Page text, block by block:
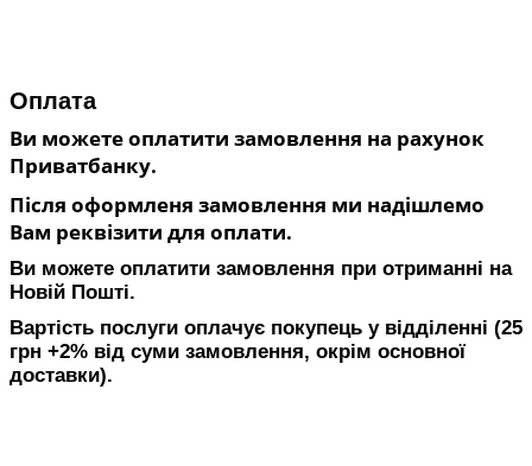
Оплата
Ви можете оплатити замовлення на рахунок
Приватбанку.
Після оформленя замовлення ми надішлемо
Вам реквізити для оплати.
Ви можете оплатити замовлення при отриманні на
Новій Пошті.
Вартість послуги оплачує покупець у відділенні (25
грн +2% від суми замовлення, окрім основної
доставки).